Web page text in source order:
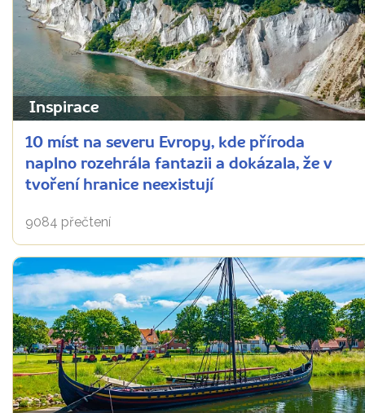
Inspirace
10 míst na severu Evropy, kde příroda
naplno rozehrála fantazii a dokázala, že v
tvoření hranice neexistují
9084 přečtení